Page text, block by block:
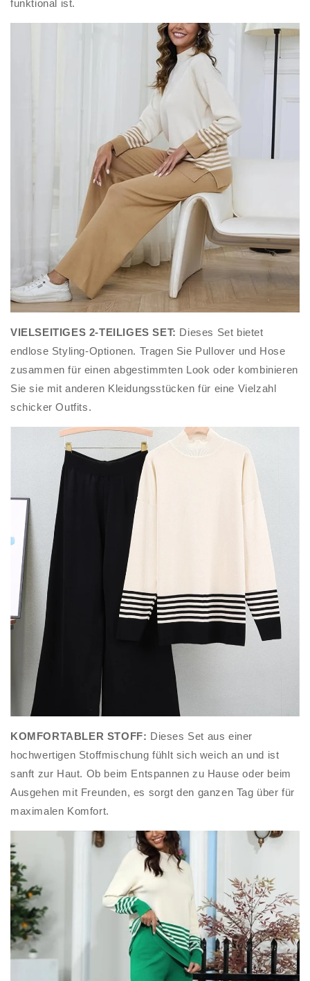
funktional ist.
VIELSEITIGES 2-TEILIGES SET: Dieses Set bietet
endlose Styling-Optionen. Tragen Sie Pullover und Hose
zusammen für einen abgestimmten Look oder kombinieren
Sie sie mit anderen Kleidungsstücken für eine Vielzahl
schicker Outfits.
KOMFORTABLER STOFF: Dieses Set aus einer
hochwertigen Stoffmischung fühlt sich weich an und ist
sanft zur Haut. Ob beim Entspannen zu Hause oder beim
Ausgehen mit Freunden, es sorgt den ganzen Tag über für
maximalen Komfort.